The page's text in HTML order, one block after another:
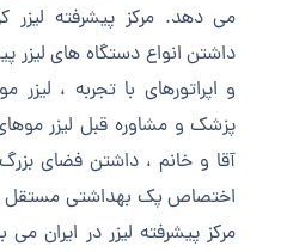
می دهد. مرکز پیشرفته لیزر
داشتن انواع دستگاه های لیزر
و اپراتورهای با تجربه ، لیزر
پزشک و مشاوره قبل لیزر
آقا و خانم ، داشتن فضای
اختصاص پک بهداشتی مستقل
مرکز پیشرفته لیزر در ایران